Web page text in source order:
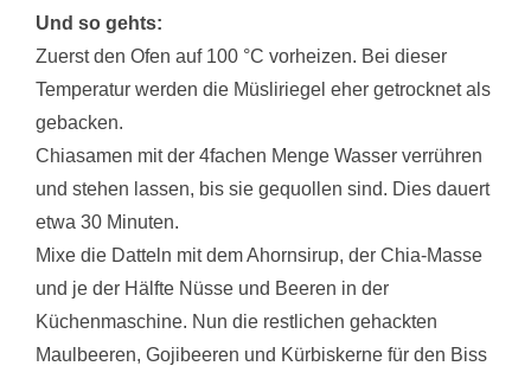
Und so gehts:
Zuerst den Ofen auf 100 °C vorheizen. Bei dieser
Temperatur werden die Müsliriegel eher getrocknet als
gebacken.
Chiasamen mit der 4fachen Menge Wasser verrühren
und stehen lassen, bis sie gequollen sind. Dies dauert
etwa 30 Minuten.
Mixe die Datteln mit dem Ahornsirup, der Chia-Masse
und je der Hälfte Nüsse und Beeren in der
Küchenmaschine. Nun die restlichen gehackten
Maulbeeren, Gojibeeren und Kürbiskerne für den Biss